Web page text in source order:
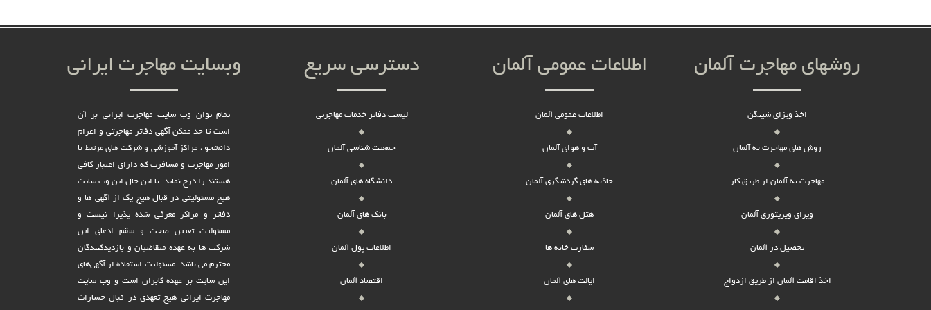
وبسایت مهاجرت ایرانی
تمام توان وب سایت مهاجرت ایرانی بر آن
است تا حد ممکن آگهی دفاتر مهاجرتی و اعزام
دانشجو ، مراکز آموزشی و شرکت های مرتبط با
امور مهاجرت و مسافرت که دارای اعتبار کافی
هستند را درج نماید. با این حال این وب سایت
هیچ مسئولیتی در قبال هیچ یک از آگهی ها و
دفاتر و مراکز معرفی شده پذیرا نیست و
مسئولیت تعیین صحت و سقم ادعای این
شرکت ها به عهده متقاضیان و بازدیدکنندگان
محترم می باشد. مسئولیت استفاده از آگهی‌های
این سایت بر عهده کابران است و وب سایت
مهاجرت ایرانی هیچ تعهدى در قبال خسارات
دسترسی سریع
لیست دفاتر خدمات مهاجرتی
جمعیت شناسی آلمان
دانشگاه های آلمان
بانک های آلمان
اطلاعات پول آلمان
اقتصاد آلمان
اطلاعات عمومی آلمان
اطلاعات عمومی آلمان
آب و هوای آلمان
جاذبه های گردشگری آلمان
هتل های آلمان
سفارت خانه ها
ایالت های آلمان
روشهای مهاجرت آلمان
اخذ ویزای شینگن
روش های مهاجرت به آلمان
مهاجرت به آلمان از طریق کار
ویزای ویزیتوری آلمان
تحصیل در آلمان
اخذ اقامت آلمان از طریق ازدواج